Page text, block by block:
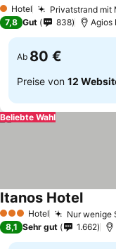
1 Sterne
Hotel Privatstrand mit
7,8 Gut 838 Agios
Ab 80 €
Preise von 12
Beliebte Wahl
3 SterneHotel Nur wenige
Itanos Hotel
8,1 Sehr gut 1.662